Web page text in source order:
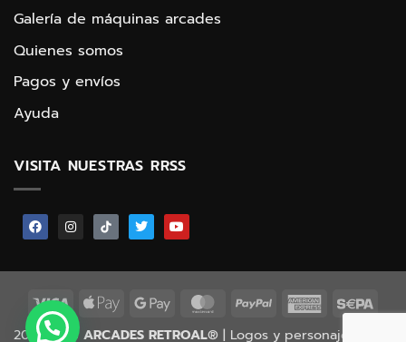
Galería de máquinas arcades
Quienes somos
Pagos y envíos
Ayuda
VISITA NUESTRAS RRSS
2015-2026ARCADES RETROAL® | Logos y personajes © de